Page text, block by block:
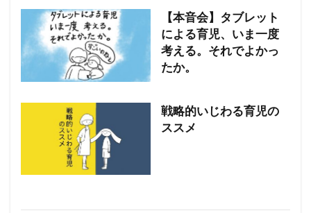
【本音会】タブレット
による育児、いま一度
考える。それでよかっ
たか。
戦略的いじわる育児の
ススメ